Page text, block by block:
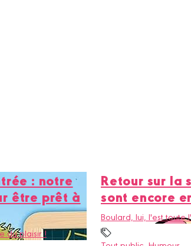
: notre
être prêt à
du plaisir !
Retour sur la
sont encore
Boulard, lui, l'est toute